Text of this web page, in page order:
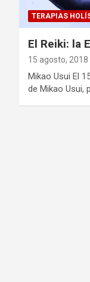
TERAPIAS
El Reiki: la
15 agosto, 2018
Mikao Usui El
de Mikao Usui,